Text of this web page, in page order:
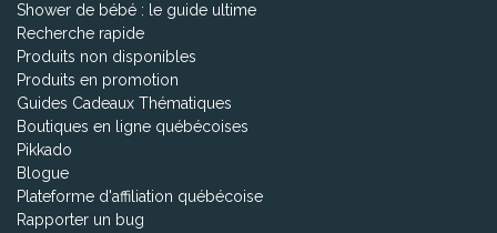
Shower de bébé : le guide ultime
Recherche rapide
Produits non disponibles
Produits en promotion
Guides Cadeaux Thématiques
Boutiques en ligne québécoises
Pikkado
Blogue
Plateforme d'affiliation québécoise
Rapporter un bug